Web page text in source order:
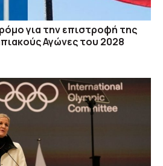
για την επιστροφή της
Αγώνες του 2028